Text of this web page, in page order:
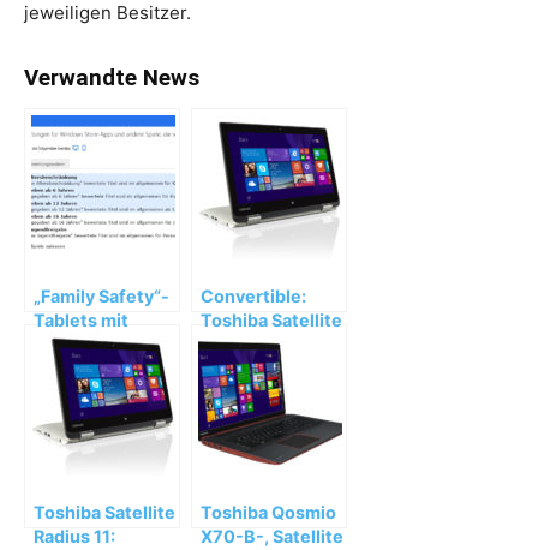
jeweiligen Besitzer.
Verwandte News
„Family Safety“-
Tablets mit
Windows 8.1 und
einfachem
Kinderschutz
Convertible:
Toshiba Satellite
Radius 11 L10W-
B-101
Toshiba Satellite
Radius 11:
Toshiba Qosmio
X70-B-, Satellite